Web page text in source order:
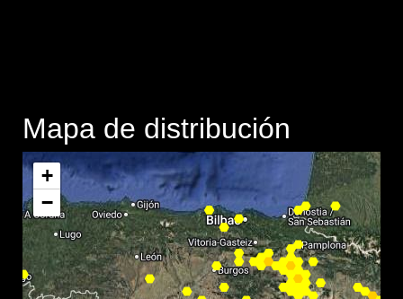
Mapa de distribución
+
−